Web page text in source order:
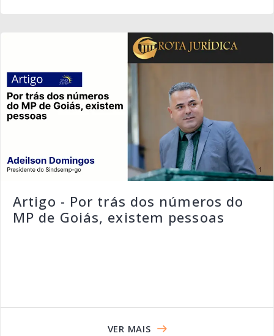
Artigo - Por trás dos números do
MP de Goiás, existem pessoas
VER MAIS